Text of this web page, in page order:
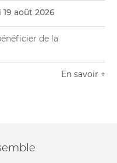
août 2026
de la
En savoir +